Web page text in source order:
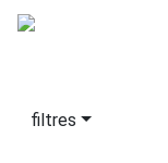
filtres